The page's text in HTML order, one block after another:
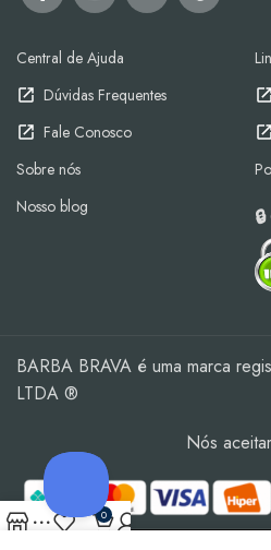
Central de Ajuda
Dúvidas Frequentes
Fale Conosco
Sobre nós
Nosso blog
BARBA BRAVA é uma marca
LTDA ®
Nós
0